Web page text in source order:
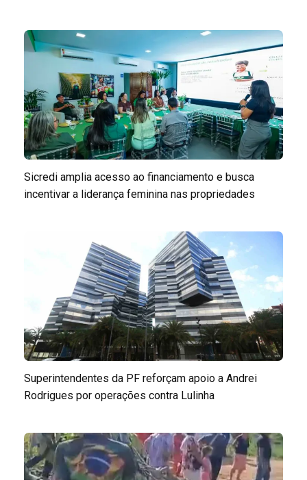
Sicredi amplia acesso ao financiamento e busca
incentivar a liderança feminina nas propriedades
Superintendentes da PF reforçam apoio a Andrei
Rodrigues por operações contra Lulinha